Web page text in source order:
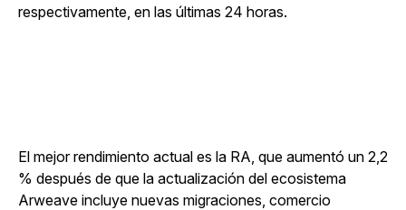
respectivamente, en las últimas 24 horas.
El mejor rendimiento actual es la RA, que aumentó un 2,2
% después de que la actualización del ecosistema
Arweave incluye nuevas migraciones, comercio